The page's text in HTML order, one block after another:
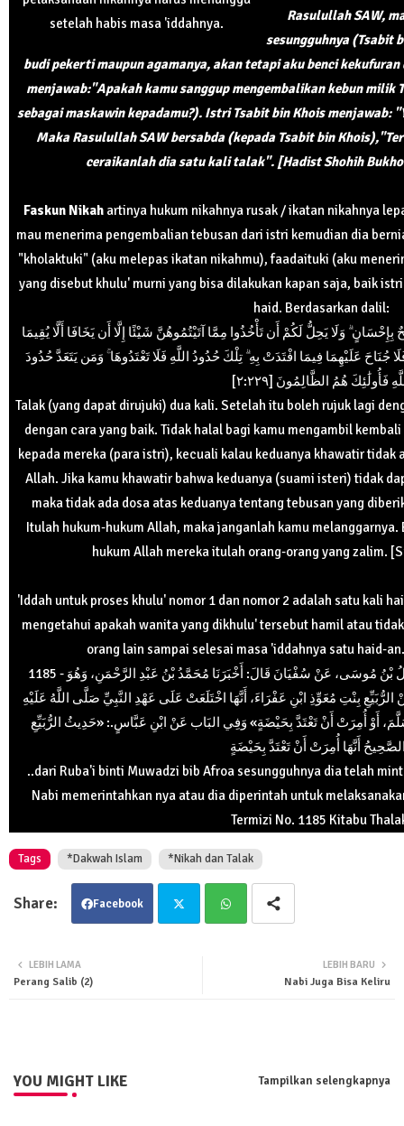
setelah habis masa 'iddahnya.
Rasulullah SAW,
sesungguhnya (Tsabit
budi pekerti maupun agamanya, akan tetapi aku benci
menjawab:"Apakah kamu sanggup mengembalikan kebun milik
sebagai maskawin kepadamu?). Istri Tsabit bin Khois menjawab:
Maka Rasulullah SAW bersabda (kepada Tsabit bin
ceraikanlah dia satu kali talak". [Hadist Shohih
Faskun Nikah artinya hukum nikahnya rusak / ikatan nikahnya
mau menerima pengembalian tebusan dari istri kemudian dia
"kholaktuki" (aku melepas ikatan nikahmu), faadaituki (aku
yang disebut khulu' murni yang bisa dilakukan kapan saja, baik
haid. Berdasarkan dalil:
وَلَا يَحِلُّ لَكُمْ أَن تَأْخُذُوا مِمَّا آتَيْتُمُوهُنَّ شَيْئًا إِلَّا أَن يَخَافَا أَلَّا يُقِيمَا
جُنَاحَ عَلَيْهِمَا فِيمَا افْتَدَتْ بِهِ ۗ تِلْكَ حُدُودُ اللَّهِ فَلَا تَعْتَدُوهَا ۚ وَمَن يَتَعَدَّ حُدُودَ
فَأُولَٰئِكَ هُمُ الظَّالِمُونَ [٢:٢٢٩]
Talak (yang dapat dirujuki) dua kali. Setelah itu boleh rujuk lagi
dengan cara yang baik. Tidak halal bagi kamu mengambil
kepada mereka (para istri), kecuali kalau keduanya khawatir tidak
Allah. Jika kamu khawatir bahwa keduanya (suami isteri) tidak
maka tidak ada dosa atas keduanya tentang tebusan yang
Itulah hukum-hukum Allah, maka janganlah kamu
hukum Allah mereka itulah orang-orang yang zalim.
'Iddah untuk proses khulu' nomor 1 dan nomor 2 adalah satu kali
mengetahui apakah wanita yang dikhulu' tersebut hamil atau
orang lain sampai selesai masa 'iddahnya satu haid-
1185 - حَدَّثَنَا مَحْمُودُ بْنُ غَيْلَانَ قَالَ: أَخْبَرَنَا الفَضْلُ بْنُ مُوسَى، عَنْ سُفْيَانَ قَالَ: أَخْبَرَنَا مُحَمَّدُ بْنُ عَبْدِ الرَّحْمَنِ، وَهُوَ
بِنْتِ مُعَوِّذِ ابْنِ عَفْرَاءَ، أَنَّهَا اخْتَلَعَتْ عَلَى عَهْدِ النَّبِيِّ صَلَّى اللَّهُ عَلَيْهِ
أَوْ أُمِرَتْ أَنْ تَعْتَدَّ بِحَيْضَةٍ» وَفِي البَاب عَنْ ابْنِ عَبَّاسٍ.: «حَدِيثُ الرُّبَيِّعِ
..dari Ruba'i binti Muwadzi bib Afroa sesungguhnya dia telah
Nabi memerintahkan nya atau dia diperintah untuk
Termizi No. 1185 Kitabu
Tags *Dakwah Islam *Nikah dan Talak
Facebook
LEBIH BARU
Nabi Juga Bisa Keliru
LEBIH LAMA
Perang Salib (2)
YOU MIGHT LIKE Tampilkan selengkapnya